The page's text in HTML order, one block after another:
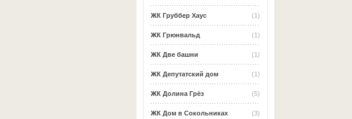
(1)
ЖК Груббер Хаус
(1)
ЖК Грюнвальд
(1)
ЖК Две башни
(1)
ЖК Депутатский дом
(5)
ЖК Долина Грёз
(3)
ЖК Дом в Сокольниках